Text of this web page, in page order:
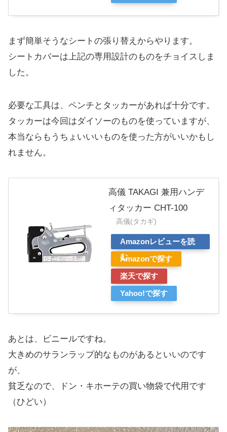
まず簡単そうなシートの張り替えからやります。
シートカバーは上記の専用設計のものをチョイスしま
した。
必要な工具は、ペンチとタッカーがあれば十分です。
タッカーは今回はダイソーのものを使っていますが、
本当ならもうちょいいいものを使った方がいいかもし
れません。
高儀 TAKAGI 兼用ハンデ
ィタッカー CHT-100
高儀(タカギ)
Amazonレビューを読
む
Amazonで探す
楽天で探す
Yahoo!で探す
あとは、ビニールですね。
大きめのサランラップ的なものがあるといいのです
が、
貧乏なので、ドン・キホーテの買い物袋で代用です
（ひどい）